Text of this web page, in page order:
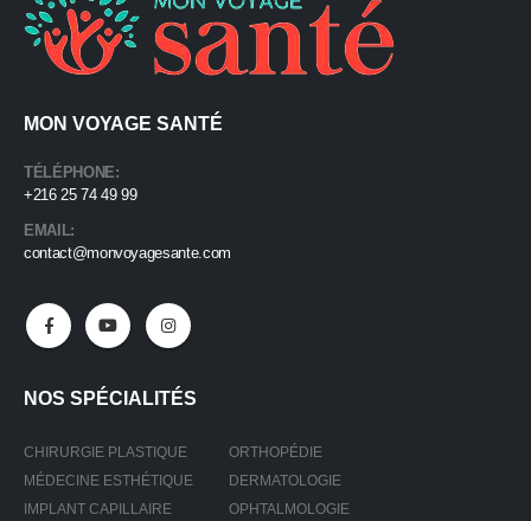
MON VOYAGE SANTÉ
TÉLÉPHONE:
+216 25 74 49 99
EMAIL:
contact@monvoyagesante.com
NOS SPÉCIALITÉS
CHIRURGIE PLASTIQUE
MÉDECINE ESTHÉTIQUE
IMPLANT CAPILLAIRE
ORTHOPÉDIE
DERMATOLOGIE
OPHTALMOLOGIE